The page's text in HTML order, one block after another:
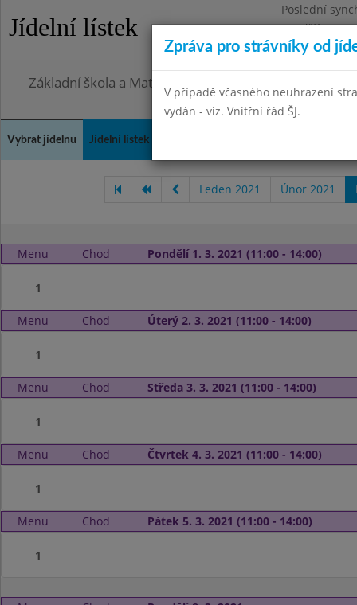
Jídelní lístek
Poslední
Pondělí
Omezení
Základní škola a Mateřská škola, Praha 4, Ohradní 49
Vybrat jídelnu Jídelní lístek
Leden 2021 Únor 2021
Menu Chod Pondělí 1. 3. 2021 (11:00 - 14:00)
1
Menu Chod Úterý 2. 3. 2021 (11:00 - 14:00)
1
Menu Chod Středa 3. 3. 2021 (11:00 - 14:00)
1
Menu Chod Čtvrtek 4. 3. 2021 (11:00 - 14:00)
1
Menu Chod Pátek 5. 3. 2021 (11:00 - 14:00)
1
Zpráva pro strávníky od
V případě včasného neuhrazení
vydán - viz. Vnitřní řád ŠJ.